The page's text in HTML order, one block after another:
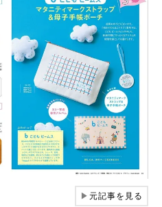
▶元記事を見る